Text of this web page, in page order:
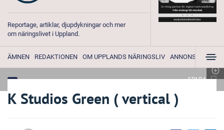
Reportage, artiklar, djupdykningar och mer
om näringslivet i Uppland.
ÄMNEN REDAKTIONEN OM UPPLANDS NÄRINGSLIV ANNONSERA
SPARA
K Studios Green ( vertical )